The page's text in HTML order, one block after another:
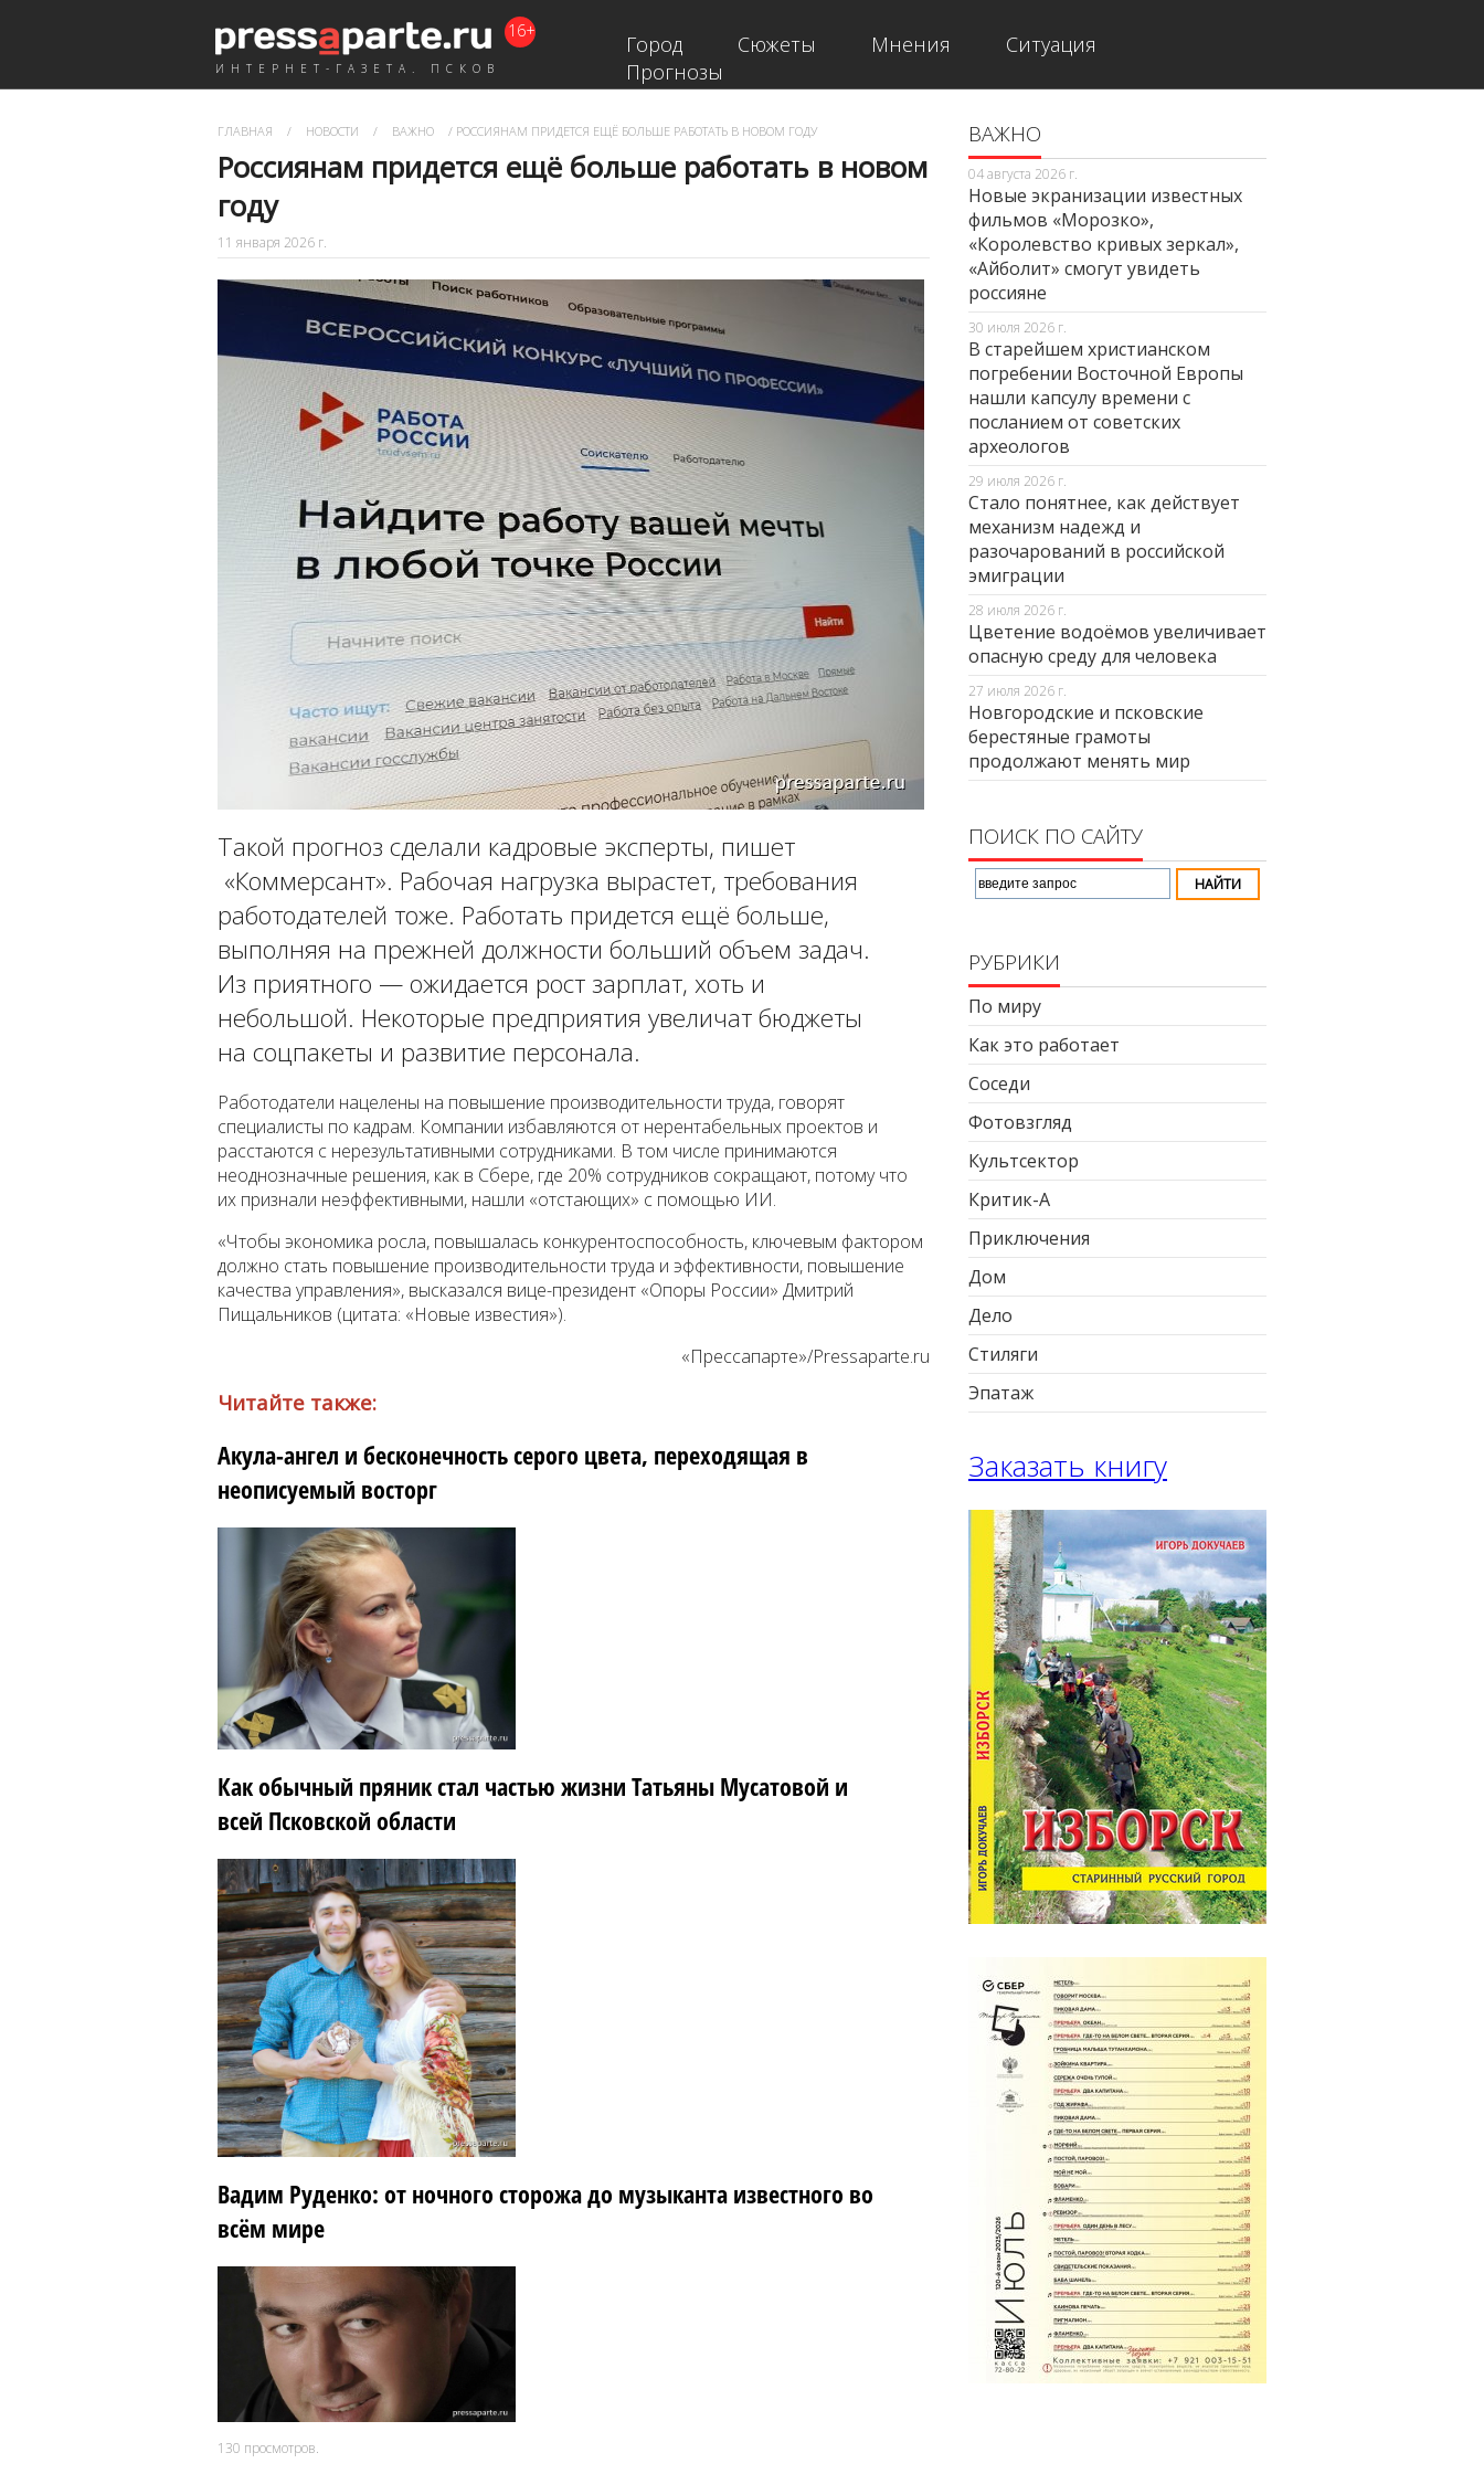
ИНТЕРНЕТ-ГАЗЕТА. ПСКОВ
16+
Город Сюжеты Мнения
Ситуация
Прогнозы
ГЛАВНАЯ / НОВОСТИ / ВАЖНО / РОССИЯНАМ ПРИДЕТСЯ ЕЩЁ БОЛЬШЕ РАБОТАТЬ В НОВОМ ГОДУ
Россиянам придется ещё больше работать в новом
году
11 января 2026 г.
Такой прогноз сделали кадровые эксперты, пишет
«Коммерсант». Рабочая нагрузка вырастет, требования
работодателей тоже. Работать придется ещё больше,
выполняя на прежней должности больший объем задач.
Из приятного — ожидается рост зарплат, хоть и
небольшой. Некоторые предприятия увеличат бюджеты
на соцпакеты и развитие персонала.
Работодатели нацелены на повышение производительности труда, говорят
специалисты по кадрам. Компании избавляются от нерентабельных проектов и
расстаются с нерезультативными сотрудниками. В том числе принимаются
неоднозначные решения, как в Сбере, где 20% сотрудников сокращают, потому что
их признали неэффективными, нашли «отстающих» с помощью ИИ.
«Чтобы экономика росла, повышалась конкурентоспособность, ключевым фактором
должно стать повышение производительности труда и эффективности, повышение
качества управления», высказался вице-президент «Опоры России» Дмитрий
Пищальников (цитата: «Новые известия»).
«Прессапарте»/Pressaparte.ru
Читайте также:
Акула-ангел и бесконечность серого цвета, переходящая в
неописуемый восторг
Как обычный пряник стал частью жизни Татьяны Мусатовой и
всей Псковской области
Вадим Руденко: от ночного сторожа до музыканта известного во
всём мире
130 просмотров.
ВАЖНО
04 августа 2026 г.
Новые экранизации известных
фильмов «Морозко»,
«Королевство кривых зеркал»,
«Айболит» смогут увидеть
россияне
30 июля 2026 г.
В старейшем христианском
погребении Восточной Европы
нашли капсулу времени с
посланием от советских
археологов
29 июля 2026 г.
Стало понятнее, как действует
механизм надежд и
разочарований в российской
эмиграции
28 июля 2026 г.
Цветение водоёмов увеличивает
опасную среду для человека
27 июля 2026 г.
Новгородские и псковские
берестяные грамоты
продолжают менять мир
ПОИСК ПО САЙТУ
РУБРИКИ
По миру
Как это работает
Соседи
Фотовзгляд
Культсектор
Критик-А
Приключения
Дом
Дело
Стиляги
Эпатаж
Заказать книгу